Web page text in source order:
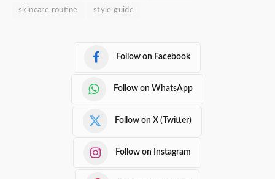
skincare routine style guide
Follow on Facebook
Follow on WhatsApp
Follow on X (Twitter)
Follow on Instagram